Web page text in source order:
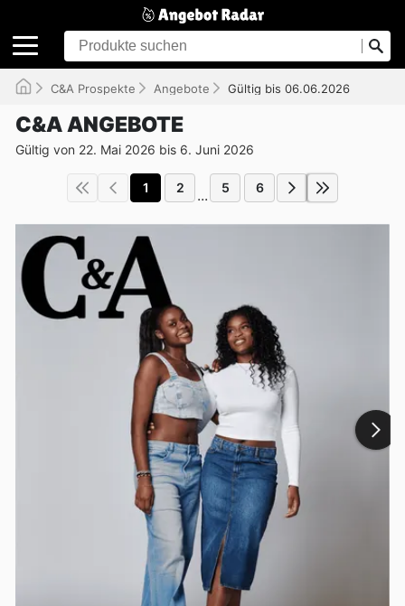
C&A Prospekte Angebote Gültig bis 06.06.2026
C&A ANGEBOTE
Gültig von 22. Mai 2026 bis 6. Juni 2026
1 2 ... 5 6